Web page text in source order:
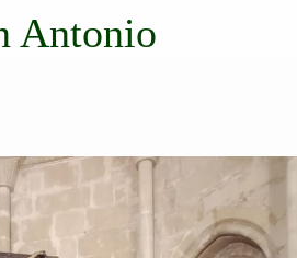
Antonio